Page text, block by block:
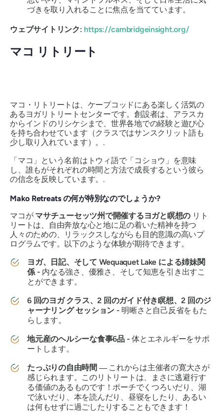
づきを取り入れることに焦点を当てています。
ウェブサイトリンク: https://cambridgeinsight.org/
マコ リトリート
マコ・リトリートは、ケープコッドにある楽しく活気の
あるヨガリトリートセンターです。創設者は、アラスカ
からインドのリシケシまで、世界各地での経験と遊び心
を持ち合わせています（クラスではサンスクリット語も
少し取り入れています）。.
「マコ」という名前はトウィ語で「コショウ」を意味
し、誰もがそれぞれの時間と方法で成長するという彼ら
の信念を反映しています。.
Mako Retreats の何が特別なのでしょうか?
マコが マサチューセッツ州で開催するヨガと瞑想の リト
リートは、自由奔放な心と地に足の着いた精神を持つ
人々のための、リラックスしながらも目的意識の高いプ
ログラムです。以下のような体験が期待できます。
ヨガ、日記、そして Wequaquet Lake による姉妹関
係 - 内なる強さ、優雅さ、そして知恵を引き出すこ
とができます。
6 回のヨガ クラス、2 回のガイド付き瞑想、2 回のジ
ャーナリング セッション - 明晰さと自己反省をもた
らします。
地元産のヘルシーな食事6品 - 体とエネルギーをサポ
ートします。
たっぷりの自由時間 ― これからは主催者の寛大さが
感じられます。このリトリートは、まさに逃避行す
る価値のあるものです！ポーチでくつろいだり、湖
で泳いだり、本を読んだり、昼寝をしたり、あるい
は何もせずに過ごしたりすることもできます！